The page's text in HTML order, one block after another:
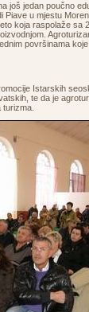
još jedan poučno
u mjestu
koja raspolaže
površinama
Istarskih
te da je